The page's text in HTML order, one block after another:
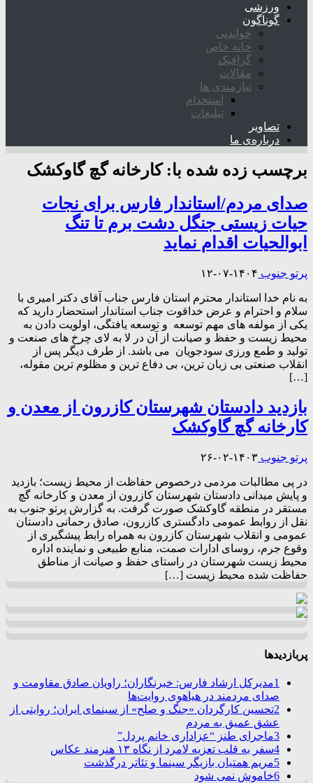
ورزشی
گوناگون
خواندنی
خانه خاص
گرافیک
مقالات
نیازمندی ها
استخدام
تبلیغات
تصاویر
درباره‌ی ما
برچسب زده شده با:کارخانه گچ گاوکشک
صدای مردم/استاندار فارس برای نجات
حیات زیستی جنگل دشت برم تا تنگ
ابوالحیات اقدام نماید
پرتو جنوب ۱۴۰۴-۰۷-۱۲
به نام خدا استاندار محترم استان فارس جناب آقای دکتر امیری با
سلام و احترام و عرض خداقوت جناب استاندار استحضار دارید که
یکی از مولفه های مهم توسعه و توسعه یافتگی، اولویت دادن به
محیط زیست و حفظ و صیانت از آن در لا به لای چرخ های صنعت و
تولید و طمع ورزی سودجویان می باشد. از طرف دیگر پس از
انقلاب صنعتی بی زبان ترین، بی دفاع ترین و مظلوم ترین مقوله،
[…]
بازدید دادستان شهرستان کازرون از معدن و
کارخانه گچ گاوکشک
پرتو جنوب ۱۴۰۳-۰۲-۲۶
در پی مطالبات مردمی درخصوص حفاظت از محیط زیست؛ بازدید
و پایش میدانی دادستان شهرستان کازرون از معدن و کارخانه گچ
مستقر در منطقه گاوکشک صورت گرفت. به گزارش پرتو جنوب به
نقل از روابط عمومی دادگستری کازرون، صادق رحمانی دادستان
عمومی و انقلاب شهرستان کازرون به همراه رابط پیشگیری از
وقوع جرم، روسای ادارات صمت، منابع طبیعی و نماینده اداره
محیط زیست شهرستان در راستای حفظ و صیانت از مناطق
حفاظت شده محیط زیست […]
پربازدیدها
1مدیرکل ارشاد فارس: خبرنگاران؛ راویان صادق مقاومت و
صدای مردمند در هیاهوی روایت‌ها
2تحسین کارگردان «جنگ و صلح» از سینمای ایران؛ روایتی از
عشق عمیق به مردم
3ماجرای طنز “عزاداری خانم پردل”
4سفر به قلب تعزیه لامرد از نگاه ۱۳ هنرمند عکاس
5مریم همتیان بازیگر سینما و تئاتر درگذشت
6خاموش نمی شود